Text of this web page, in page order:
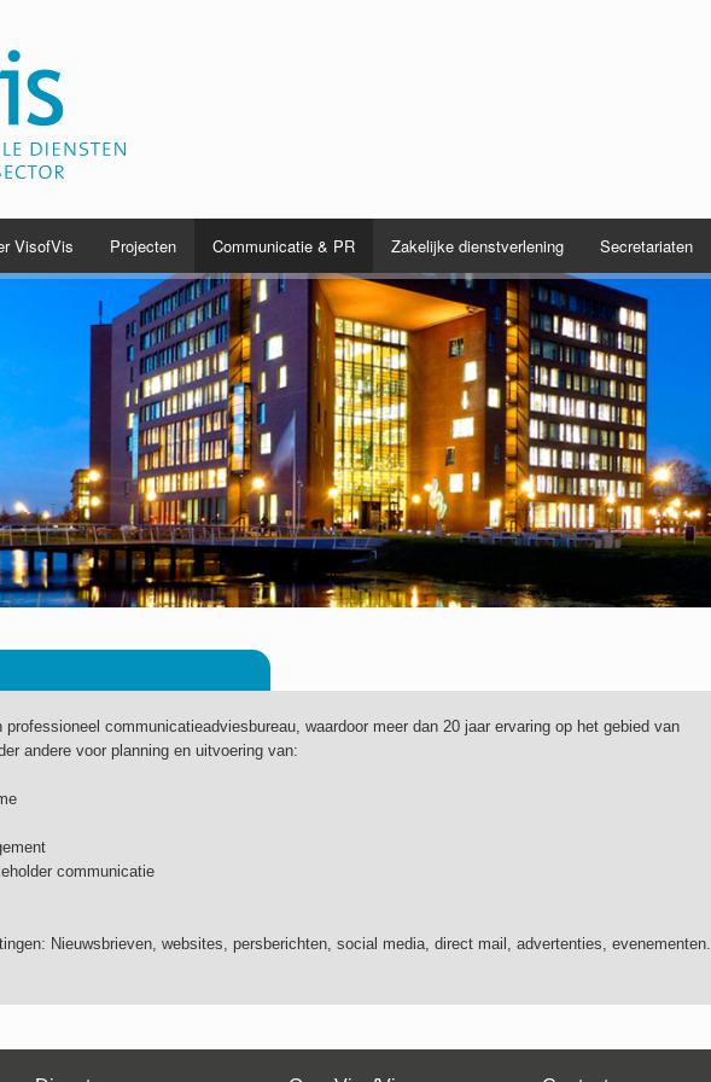
VisofVis Projecten Communicatie & PR Zakelijke dienstverlening Secretariaten
communicatieadviesbureau, waardoor meer dan 20 jaar ervaring op het gebied van
andere voor planning en uitvoering van:
communicatie
Nieuwsbrieven, websites, persberichten, social media, direct mail, advertenties, evenementen.